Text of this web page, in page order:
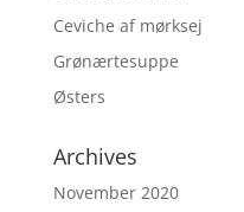
Ceviche af mørksej
Grønærtesuppe
Østers
Archives
November 2020